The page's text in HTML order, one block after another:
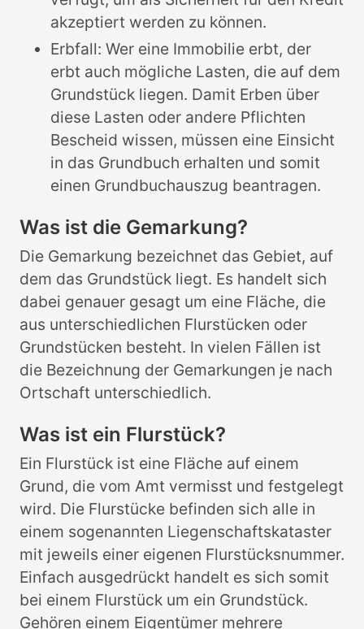
akzeptiert werden zu können.
Erbfall: Wer eine Immobilie erbt, der
erbt auch mögliche Lasten, die auf dem
Grundstück liegen. Damit Erben über
diese Lasten oder andere Pflichten
Bescheid wissen, müssen eine Einsicht
in das Grundbuch erhalten und somit
einen Grundbuchauszug beantragen.
Was ist die Gemarkung?
Die Gemarkung bezeichnet das Gebiet, auf
dem das Grundstück liegt. Es handelt sich
dabei genauer gesagt um eine Fläche, die
aus unterschiedlichen Flurstücken oder
Grundstücken besteht. In vielen Fällen ist
die Bezeichnung der Gemarkungen je nach
Ortschaft unterschiedlich.
Was ist ein Flurstück?
Ein Flurstück ist eine Fläche auf einem
Grund, die vom Amt vermisst und festgelegt
wird. Die Flurstücke befinden sich alle in
einem sogenannten Liegenschaftskataster
mit jeweils einer eigenen Flurstücksnummer.
Einfach ausgedrückt handelt es sich somit
bei einem Flurstück um ein Grundstück.
Gehören einem Eigentümer mehrere